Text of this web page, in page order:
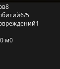
8
6/5
1
м0